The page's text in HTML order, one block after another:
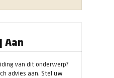
Aan
van dit onderwerp?
advies aan. Stel uw